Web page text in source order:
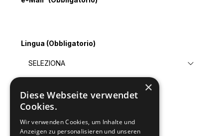
Lingua (Obbligatorio)
Invia ×
Diese Webseite verwendet
Cookies.
Wir verwenden Cookies, um Inhalte und
Anzeigen zu personalisieren und unseren